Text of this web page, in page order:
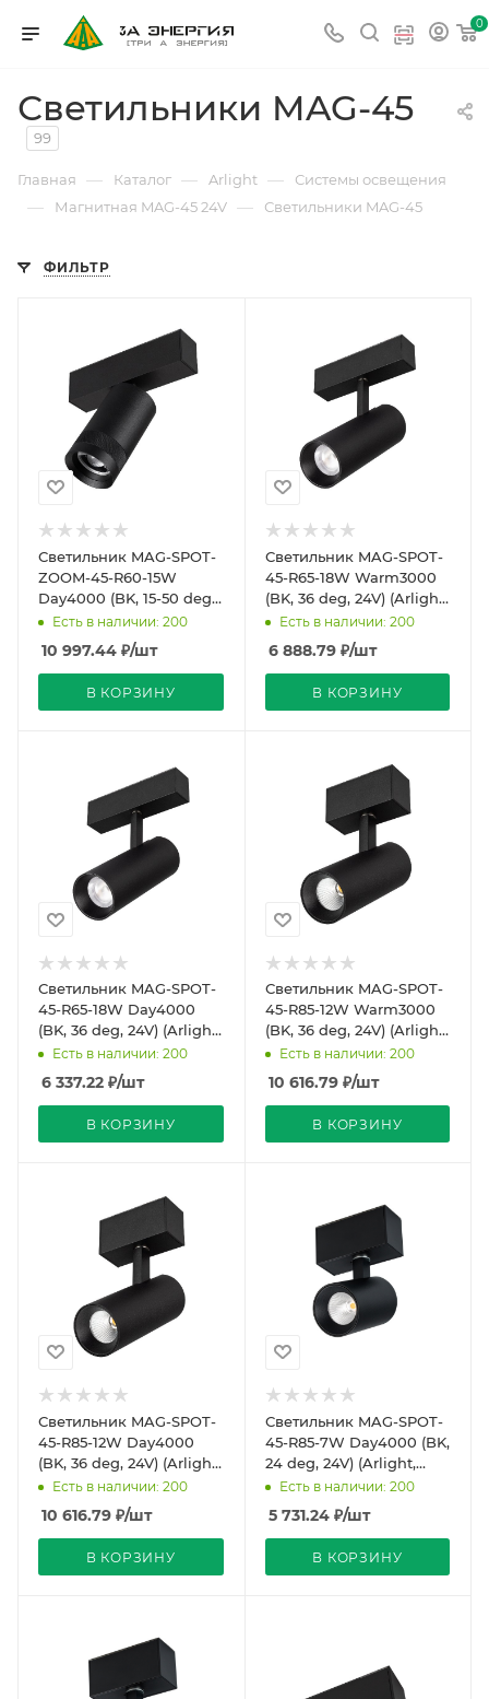
0
Светильники MAG-45
99
Главная — Каталог — Arlight — Системы освещения
— Магнитная MAG-45 24V — Светильники MAG-45
ФИЛЬТР
Светильник MAG-SPOT-
ZOOM-45-R60-15W
Day4000 (BK, 15-50 deg,
24V) (Arlight, IP20
Металл, 5 лет)
Есть в наличии: 200
10 997.44 ₽/шт
В КОРЗИНУ
Светильник MAG-SPOT-
45-R65-18W Warm3000
(BK, 36 deg, 24V) (Arlight,
IP20 Металл, 5 лет)
Есть в наличии: 200
6 888.79₽/шт
В КОРЗИНУ
Светильник MAG-SPOT-
45-R65-18W Day4000
(BK, 36 deg, 24V) (Arlight,
IP20 Металл, 5 лет)
Есть в наличии: 200
6 337.22 ₽/шт
В КОРЗИНУ
Светильник MAG-SPOT-
45-R85-12W Warm3000
(BK, 36 deg, 24V) (Arlight,
IP20 Металл, 5 лет)
Есть в наличии: 200
10 616.79₽/шт
В КОРЗИНУ
Светильник MAG-SPOT-
45-R85-12W Day4000
(BK, 36 deg, 24V) (Arlight,
IP20 Металл, 5 лет)
Есть в наличии: 200
10 616.79 ₽/шт
В КОРЗИНУ
Светильник MAG-SPOT-
45-R85-7W Day4000 (BK,
24 deg, 24V) (Arlight,
IP20 Металл, 5 лет)
Есть в наличии: 200
5 731.24₽/шт
В КОРЗИНУ